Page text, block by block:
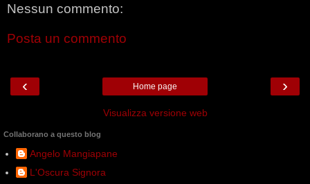
Nessun commento:
Posta un commento
‹ ›
Home page
Visualizza versione web
Collaborano a questo blog
Angelo Mangiapane
L'Oscura Signora